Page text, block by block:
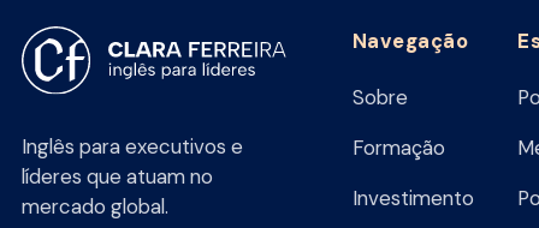
Inglês para executivos e
líderes que atuam no
mercado global.
Navegação
Sobre
Formação
Investimento